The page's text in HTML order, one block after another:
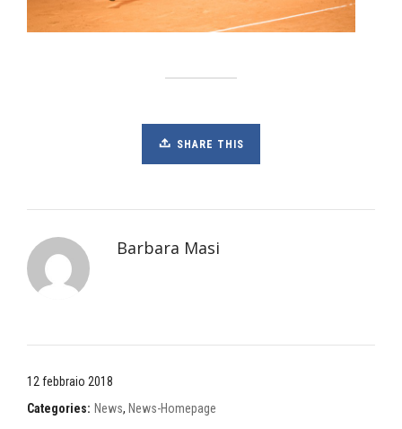
SHARE THIS
Barbara Masi
12 febbraio 2018
Categories: News, News-Homepage